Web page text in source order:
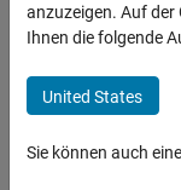
anzuzeigen. Auf
Ihnen die folgende
United States
Sie können auch